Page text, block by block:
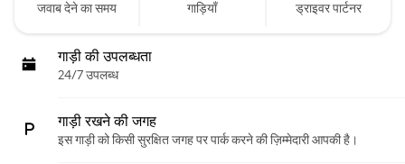
जवाब देने का समय गाड़ियाँ ड्राइवर पार्टनर
गाड़ी की उपलब्धता
24/7 उपलब्ध
गाड़ी रखने की जगह
इस गाड़ी को किसी सुरक्षित जगह पर पार्क करने की ज़िम्मेदारी आपकी है।